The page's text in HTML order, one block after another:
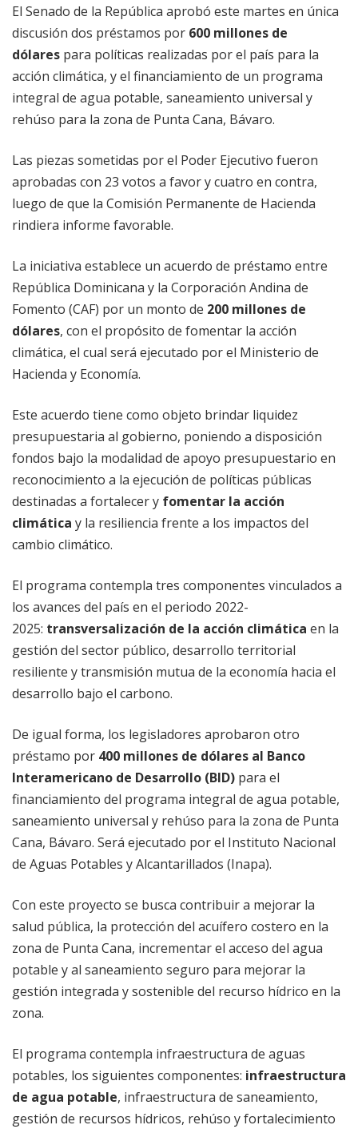
El Senado de la República aprobó este martes en única
discusión dos préstamos por 600 millones de
dólares para políticas realizadas por el país para la
acción climática, y el financiamiento de un programa
integral de agua potable, saneamiento universal y
rehúso para la zona de Punta Cana, Bávaro.
Las piezas sometidas por el Poder Ejecutivo fueron
aprobadas con 23 votos a favor y cuatro en contra,
luego de que la Comisión Permanente de Hacienda
rindiera informe favorable.
La iniciativa establece un acuerdo de préstamo entre
República Dominicana y la Corporación Andina de
Fomento (CAF) por un monto de 200 millones de
dólares, con el propósito de fomentar la acción
climática, el cual será ejecutado por el Ministerio de
Hacienda y Economía.
Este acuerdo tiene como objeto brindar liquidez
presupuestaria al gobierno, poniendo a disposición
fondos bajo la modalidad de apoyo presupuestario en
reconocimiento a la ejecución de políticas públicas
destinadas a fortalecer y fomentar la acción
climática y la resiliencia frente a los impactos del
cambio climático.
El programa contempla tres componentes vinculados a
los avances del país en el periodo 2022-
2025: transversalización de la acción climática en la
gestión del sector público, desarrollo territorial
resiliente y transmisión mutua de la economía hacia el
desarrollo bajo el carbono.
De igual forma, los legisladores aprobaron otro
préstamo por 400 millones de dólares al Banco
Interamericano de Desarrollo (BID) para el
financiamiento del programa integral de agua potable,
saneamiento universal y rehúso para la zona de Punta
Cana, Bávaro. Será ejecutado por el Instituto Nacional
de Aguas Potables y Alcantarillados (Inapa).
Con este proyecto se busca contribuir a mejorar la
salud pública, la protección del acuífero costero en la
zona de Punta Cana, incrementar el acceso del agua
potable y al saneamiento seguro para mejorar la
gestión integrada y sostenible del recurso hídrico en la
zona.
El programa contempla infraestructura de aguas
potables, los siguientes componentes: infraestructura
de agua potable, infraestructura de saneamiento,
gestión de recursos hídricos, rehúso y fortalecimiento